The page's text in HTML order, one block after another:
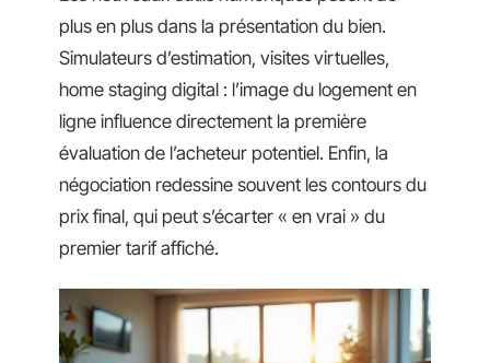
plus en plus dans la présentation du bien.
Simulateurs d’estimation, visites virtuelles,
home staging digital : l’image du logement en
ligne influence directement la première
évaluation de l’acheteur potentiel. Enfin, la
négociation redessine souvent les contours du
prix final, qui peut s’écarter « en vrai » du
premier tarif affiché.